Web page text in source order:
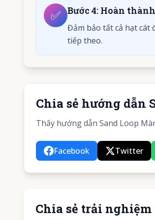
✅ Bước 4: Hoàn
Đảm bảo tất cả hạt cát
tiếp theo.
Chia sẻ hướng dẫn
Thấy hướng dẫn Sand Loop
Facebook Twitter
Chia sẻ trải nghiệm